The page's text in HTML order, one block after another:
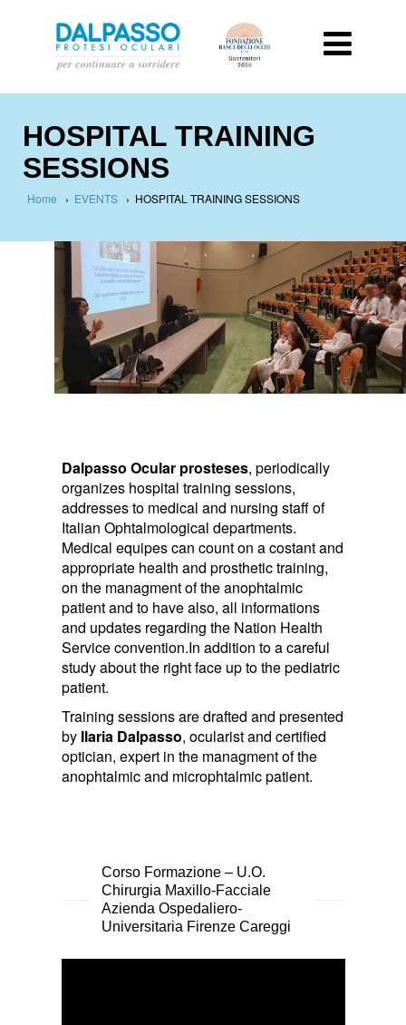
HOSPITAL TRAINING
SESSIONS
Home › EVENTS › HOSPITAL TRAINING SESSIONS
Dalpasso Ocular prosteses, periodically
organizes hospital training sessions,
addresses to medical and nursing staff of
Italian Ophtalmological departments.
Medical equipes can count on a costant and
appropriate health and prosthetic training,
on the managment of the anophtalmic
patient and to have also, all informations
and updates regarding the Nation Health
Service convention.In addition to a careful
study about the right face up to the pediatric
patient.
Training sessions are drafted and presented
by Ilaria Dalpasso, ocularist and certified
optician, expert in the managment of the
anophtalmic and microphtalmic patient.
Corso Formazione – U.O.
Chirurgia Maxillo-Facciale
Azienda Ospedaliero-
Universitaria Firenze Careggi